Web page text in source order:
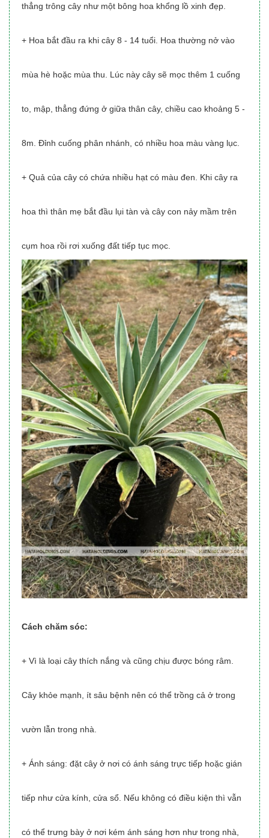
thẳng trông cây như một bông hoa khổng lồ xinh đẹp.
+ Hoa bắt đầu ra khi cây 8 - 14 tuổi. Hoa thường nở vào
mùa hè hoặc mùa thu. Lúc này cây sẽ mọc thêm 1 cuống
to, mập, thẳng đứng ở giữa thân cây, chiều cao khoảng 5 -
8m. Đỉnh cuống phân nhánh, có nhiều hoa màu vàng lục.
+ Quả của cây có chứa nhiều hạt có màu đen. Khi cây ra
hoa thì thân mẹ bắt đầu lụi tàn và cây con nảy mầm trên
cụm hoa rồi rơi xuống đất tiếp tục mọc.
Cách chăm sóc:
+ Vì là loại cây thích nắng và cũng chịu được bóng râm.
Cây khỏe mạnh, ít sâu bệnh nên có thể trồng cả ở trong
vườn lẫn trong nhà.
+ Ánh sáng: đặt cây ở nơi có ánh sáng trực tiếp hoặc gián
tiếp như cửa kính, cửa sổ. Nếu không có điều kiện thì vẫn
có thể trưng bày ở nơi kém ánh sáng hơn như trong nhà,